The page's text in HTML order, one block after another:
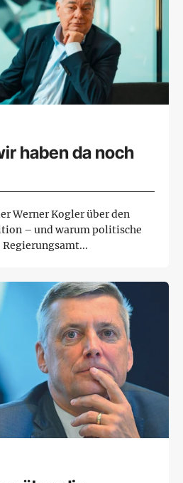
haben da noch
Werner Kogler über den
– und warum politische